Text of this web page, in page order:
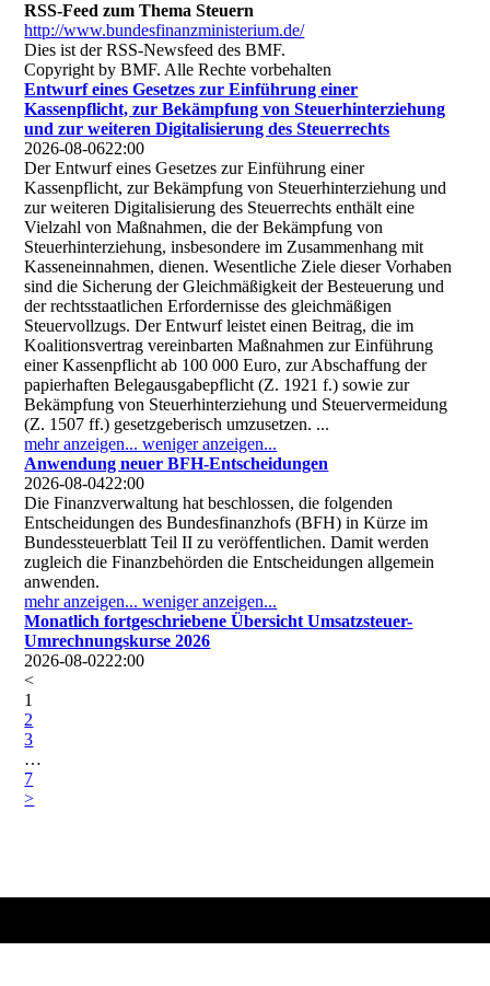
RSS-Feed zum Thema Steuern
http://www.bundesfinanzministerium.de/
Dies ist der RSS-Newsfeed des BMF.
Copyright by BMF. Alle Rechte vorbehalten
Entwurf eines Gesetzes zur Einführung einer
Kassenpflicht, zur Bekämpfung von Steuerhinterziehung
und zur weiteren Digitalisierung des Steuerrechts
2026-08-0622:00
Der Entwurf eines Gesetzes zur Einführung einer
Kassenpflicht, zur Bekämpfung von Steuerhinterziehung und
zur weiteren Digitalisierung des Steuerrechts enthält eine
Vielzahl von Maßnahmen, die der Bekämpfung von
Steuerhinterziehung, insbesondere im Zusammenhang mit
Kasseneinnahmen, dienen. Wesentliche Ziele dieser Vorhaben
sind die Sicherung der Gleichmäßigkeit der Besteuerung und
der rechtsstaatlichen Erfordernisse des gleichmäßigen
Steuervollzugs. Der Entwurf leistet einen Beitrag, die im
Koalitionsvertrag vereinbarten Maßnahmen zur Einführung
einer Kassenpflicht ab 100 000 Euro, zur Abschaffung der
papierhaften Belegausgabepflicht (Z. 1921 f.) sowie zur
Bekämpfung von Steuerhinterziehung und Steuervermeidung
(Z. 1507 ff.) gesetzgeberisch umzusetzen. ...
mehr anzeigen...weniger anzeigen...
Anwendung neuer BFH-Entscheidungen
2026-08-0422:00
Die Finanzverwaltung hat beschlossen, die folgenden
Entscheidungen des Bundesfinanzhofs (BFH) in Kürze im
Bundessteuerblatt Teil II zu veröffentlichen. Damit werden
zugleich die Finanzbehörden die Entscheidungen allgemein
anwenden.
mehr anzeigen...weniger anzeigen...
Monatlich fortgeschriebene Übersicht Umsatzsteuer-
Umrechnungskurse 2026
2026-08-0222:00
<
1
2
3
…
7
>